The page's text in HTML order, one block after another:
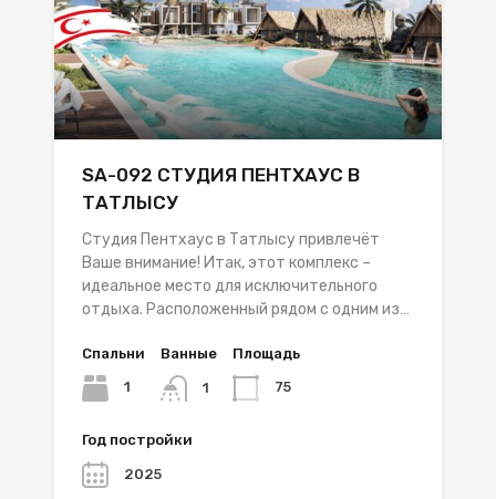
SA-092 СТУДИЯ ПЕНТХАУС В
ТАТЛЫСУ
Студия Пентхаус в Татлысу привлечёт
Ваше внимание! Итак, этот комплекс –
идеальное место для исключительного
отдыха. Расположенный рядом с одним из…
Спальни
1
Ванные
1
Площадь
75
Год постройки
2025